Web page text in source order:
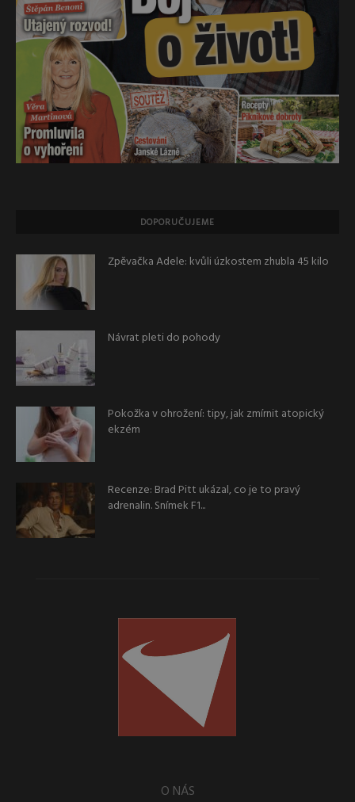
DOPORUČUJEME
Zpěvačka Adele: kvůli úzkostem zhubla 45 kilo
Návrat pleti do pohody
Pokožka v ohrožení: tipy, jak zmírnit atopický
ekzém
Recenze: Brad Pitt ukázal, co je to pravý
adrenalin. Snímek F1...
O NÁS